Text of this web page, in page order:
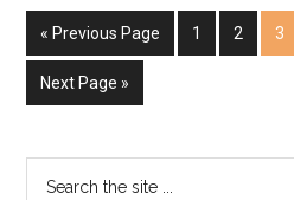
« Previous Page 1 2 3
Next Page »